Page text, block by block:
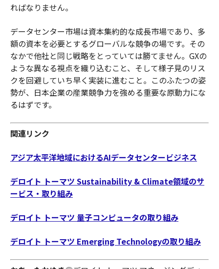
ればなりません。
データセンター市場は資本集約的な成長市場であり、多
額の資本を必要とするグローバルな競争の場です。その
なかで他社と同じ戦略をとっていては勝てません。GXの
ような異なる視点を織り込むこと、そして様子見のリス
クを回避していち早く実装に進むこと。このふたつの姿
勢が、日本企業の産業競争力を強める重要な原動力にな
るはずです。
関連リンク
アジア太平洋地域におけるAIデータセンタービジネス
デロイト トーマツ Sustainability & Climate領域のサ
ービス・取り組み
デロイト トーマツ 量子コンピュータの取り組み
デロイト トーマツ Emerging Technologyの取り組み